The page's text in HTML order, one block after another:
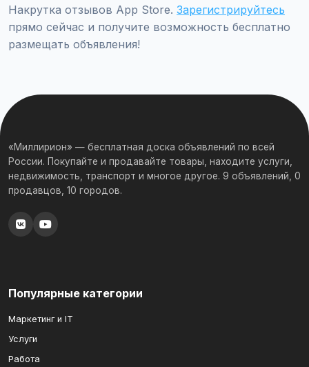
Накрутка отзывов App Store. Зарегистрируйтесь
прямо сейчас и получите возможность бесплатно
размещать объявления!
«Миллирион» — бесплатная доска объявлений по всей
России. Покупайте и продавайте товары, находите услуги,
недвижимость, транспорт и многое другое. 9 объявлений, 0
продавцов, 10 городов.
Популярные категории
Маркетинг и IT
Услуги
Работа